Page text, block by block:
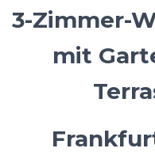
3-Zimmer-
mit